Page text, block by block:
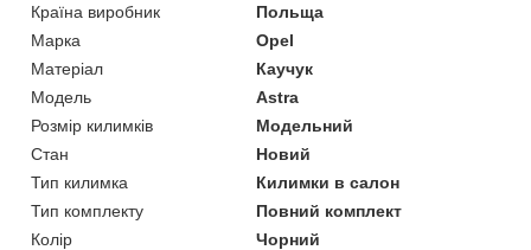
Країна виробник
Польща
Марка
Opel
Матеріал
Каучук
Модель
Astra
Розмір килимків
Модельний
Стан
Новий
Тип килимка
Килимки в салон
Тип комплекту
Повний комплект
Колір
Чорний